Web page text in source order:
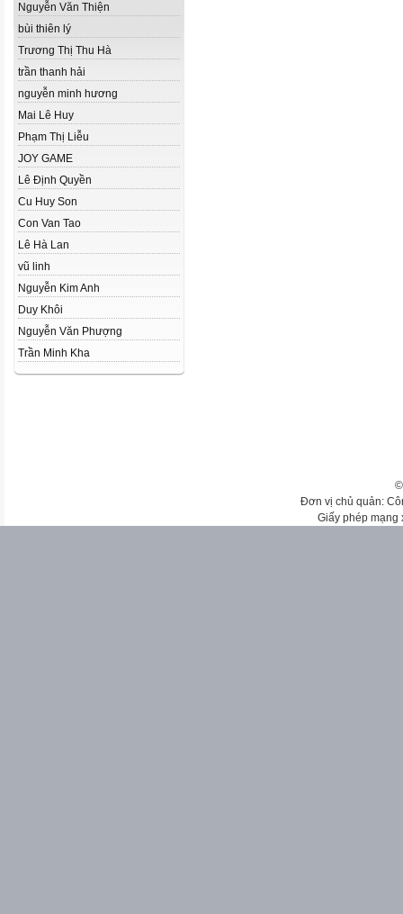
Nguyễn Văn Thiện
bùi thiên lý
Trương Thị Thu Hà
trần thanh hải
nguyễn minh hương
Mai Lê Huy
Phạm Thị Liễu
JOY GAME
Lê Định Quyền
Cu Huy Son
Con Van Tao
Lê Hà Lan
vũ linh
Nguyễn Kim Anh
Duy Khôi
Nguyễn Văn Phượng
Trần Minh Kha
Đơn vị chủ quản:
Giấy phép mạng